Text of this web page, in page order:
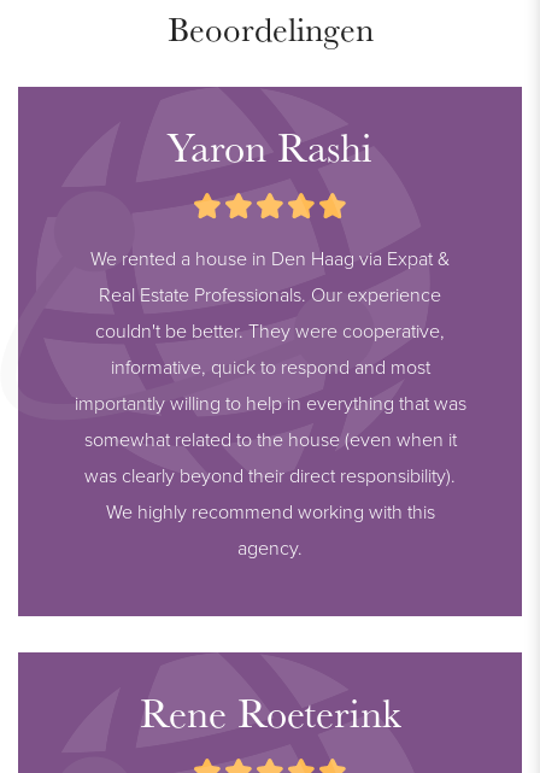
Beoordelingen
Yaron Rashi
We rented a house in Den Haag via Expat &
Real Estate Professionals. Our experience
couldn't be better. They were cooperative,
informative, quick to respond and most
importantly willing to help in everything that was
somewhat related to the house (even when it
was clearly beyond their direct responsibility).
We highly recommend working with this
agency.
Rene Roeterink